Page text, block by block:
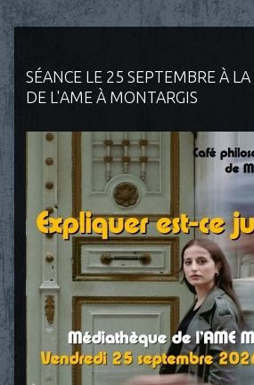
SÉANCE LE 25 SEPTEMBRE À
DE L'AME À MONTARGIS